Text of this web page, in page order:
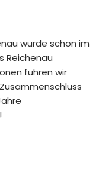
wurde schon im
Reichenau
führen wir